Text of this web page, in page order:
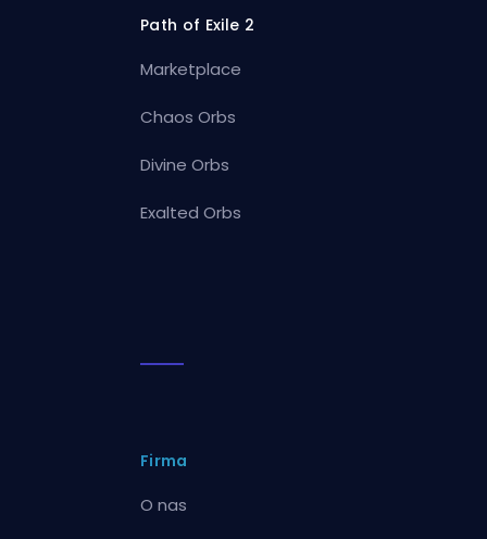
Path of Exile 2
Marketplace
Chaos Orbs
Divine Orbs
Exalted Orbs
Firma
O nas